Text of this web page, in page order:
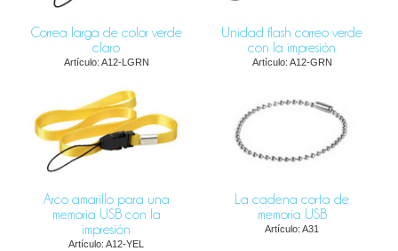
Correa larga de color verde
claro
Artículo: A12-LGRN
Unidad flash correo verde
con la impresión
Artículo: A12-GRN
Arco amarillo para una
memoria USB con la
impresión
Artículo: A12-YEL
La cadena corta de
memoria USB
Artículo: A31